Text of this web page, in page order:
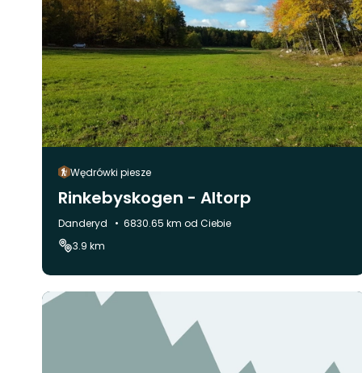
Wędrówki piesze
Rinkebyskogen - Altorp
Gmina:
Danderyd
6830.65 km od Ciebie
3.9 km